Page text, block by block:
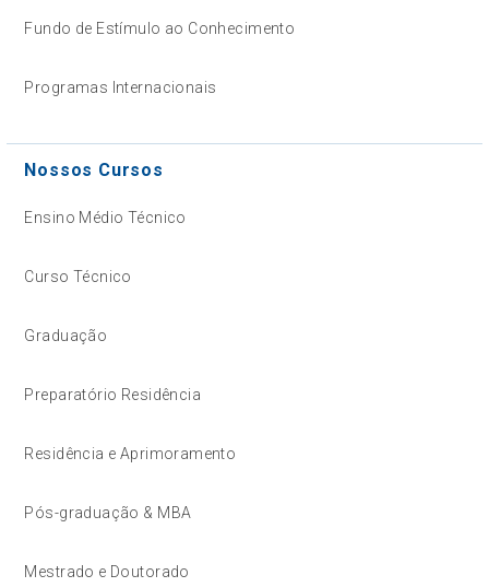
Fundo de Estímulo ao Conhecimento
Programas Internacionais
Nossos Cursos
Ensino Médio Técnico
Curso Técnico
Graduação
Preparatório Residência
Residência e Aprimoramento
Pós-graduação & MBA
Mestrado e Doutorado